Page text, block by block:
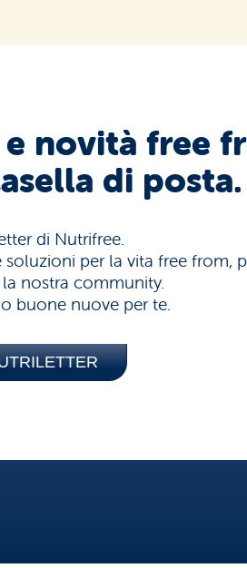
novità free
di posta.
di Nutrifree.
per la vita free from,
nostra community.
buone nuove per te.